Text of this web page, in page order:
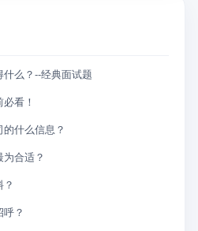
么？--经典面试题
看！
什么信息？
合适？
？